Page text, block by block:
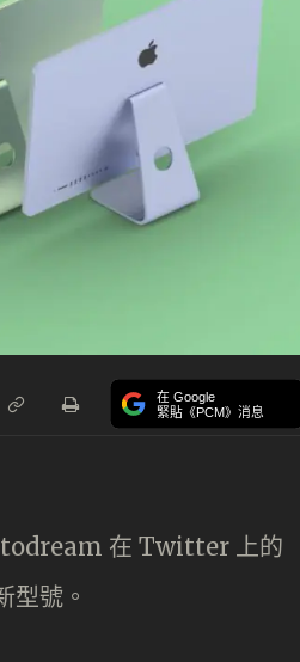
在 Google
緊貼《PCM》消息
在 Twitter 上的
號。